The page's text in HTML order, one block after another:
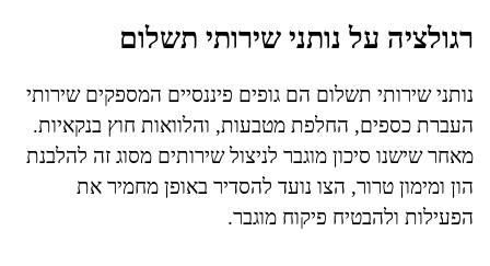
רגולציה על נותני שירותי תשלום
נותני שירותי תשלום הם גופים פיננסיים המספקים שירותי
העברת כספים, החלפת מטבעות, והלוואות חוץ בנקאיות.
מאחר שישנו סיכון מוגבר לניצול שירותים מסוג זה להלבנת
הון ומימון טרור, הצו נועד להסדיר באופן מחמיר את
הפעילות ולהבטיח פיקוח מוגבר.